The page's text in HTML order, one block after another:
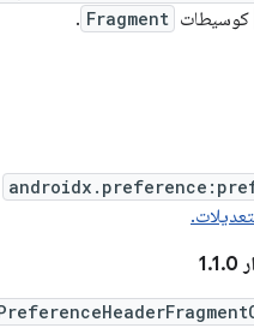
كوسيطات Fragment
.